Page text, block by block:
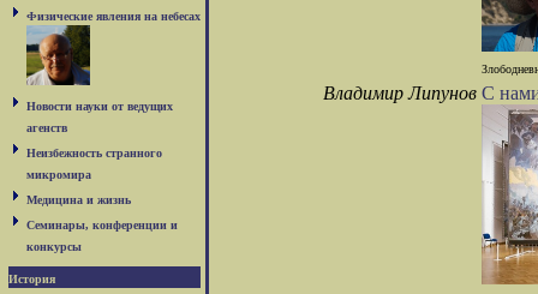
Физические явления на небесах
Новости науки от ведущих
агенств
Неизбежность странного
микромира
Медицина и жизнь
Семинары, конференции и
конкурсы
История
Владимир Липунов С